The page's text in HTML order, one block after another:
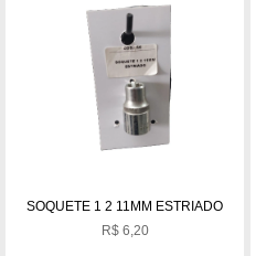
SOQUETE 1 2 11MM ESTRIADO
R$6,20